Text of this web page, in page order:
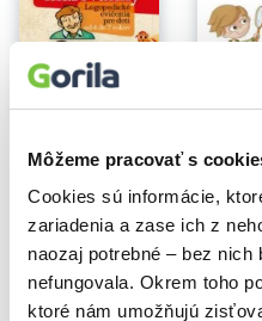
Môžeme pracovať s
Cookies sú informácie,
zariadenia a zase ich z
naozaj potrebné – bez nich
nefungovala. Okrem toho
ktoré nám umožňujú
Logopedické maľovanky
Ivana Novotná
8,00€
Lucia